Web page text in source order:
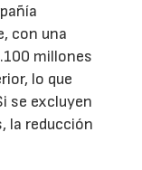
con una
millones
lo que
se excluyen
la reducción